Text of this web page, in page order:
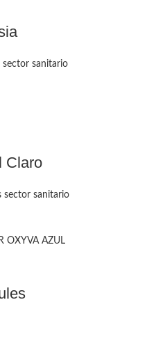
sanitario
Claro
sector sanitario